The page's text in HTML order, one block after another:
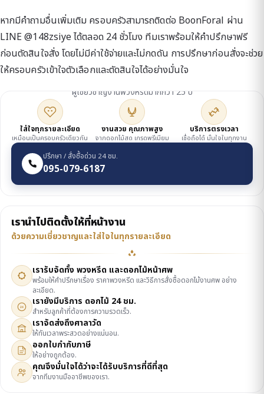
หากมีคำถามอื่นเพิ่มเติม ครอบครัวสามารถติดต่อ BoonForal ผ่าน
LINE @148zsiye ได้ตลอด 24 ชั่วโมง ทีมเราพร้อมให้คำปรึกษาฟรี
ก่อนตัดสินใจสั่ง โดยไม่มีค่าใช้จ่ายและไม่กดดัน การปรึกษาก่อนสั่งจะช่วย
ให้ครอบครัวเข้าใจตัวเลือกและตัดสินใจได้อย่างมั่นใจ
ดูแลโดยเจ้าของร้าน
ผู้เชี่ยวชาญงานพวงหรีดมากกว่า 25 ปี
ใส่ใจทุกรายละเอียด
เหมือนเป็นครอบครัวเดียวกัน
งานสวย คุณภาพสูง
จากดอกไม้สด เกรดพรีเมียม
บริการตรงเวลา
เชื่อถือได้ มั่นใจในทุกงาน
ปรึกษา / สั่งซื้อด่วน 24 ชม.
095-079-6187
เรานำไปติดตั้งให้ที่หน้างาน
ด้วยความเชี่ยวชาญและใส่ใจในทุกรายละเอียด
เรารับจัดทั้ง พวงหรีด และดอกไม้หน้าศพ
พร้อมให้คำปรึกษาเรื่อง ราคาพวงหรีด และวิธีการสั่งซื้อดอกไม้งานศพ อย่าง
ละเอียด.
24 เรายังมีบริการ ดอกไม้ 24 ชม.
สำหรับลูกค้าที่ต้องการความรวดเร็ว.
เราจัดส่งถึงศาลาวัด
ให้ทันเวลาพระสวดอย่างแน่นอน.
ออกใบกำกับภาษี
ให้อย่างถูกต้อง.
คุณจึงมั่นใจได้ว่าจะได้รับบริการที่ดีที่สุด
จากทีมงานมืออาชีพของเรา.